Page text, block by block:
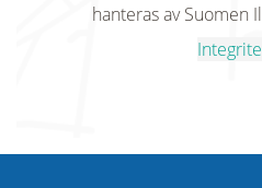
hanteras av Suomen